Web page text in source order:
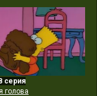
серия
голова